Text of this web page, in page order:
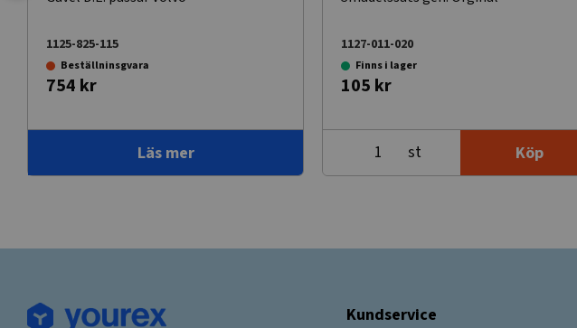
1125-825-115
Beställninsgvara
754 kr
Läs mer
1127-011-020
Finns i lager
105 kr
st Köp
Kundservice